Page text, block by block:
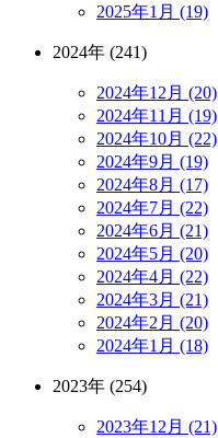
2025年1月 (19)
2024年 (241)
2024年12月 (20)
2024年11月 (19)
2024年10月 (22)
2024年9月 (19)
2024年8月 (17)
2024年7月 (22)
2024年6月 (21)
2024年5月 (20)
2024年4月 (22)
2024年3月 (21)
2024年2月 (20)
2024年1月 (18)
2023年 (254)
2023年12月 (21)